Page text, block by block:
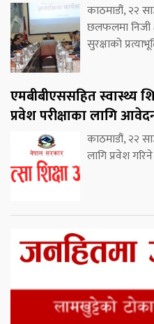
काठमाडौं, २२
छलफलमा निजी
सुरक्षाको
एमबीबीएससहित स्वास्थ्य
प्रवेश परीक्षाका लागि
काठमाडौं, २२
लागि प्रवेश